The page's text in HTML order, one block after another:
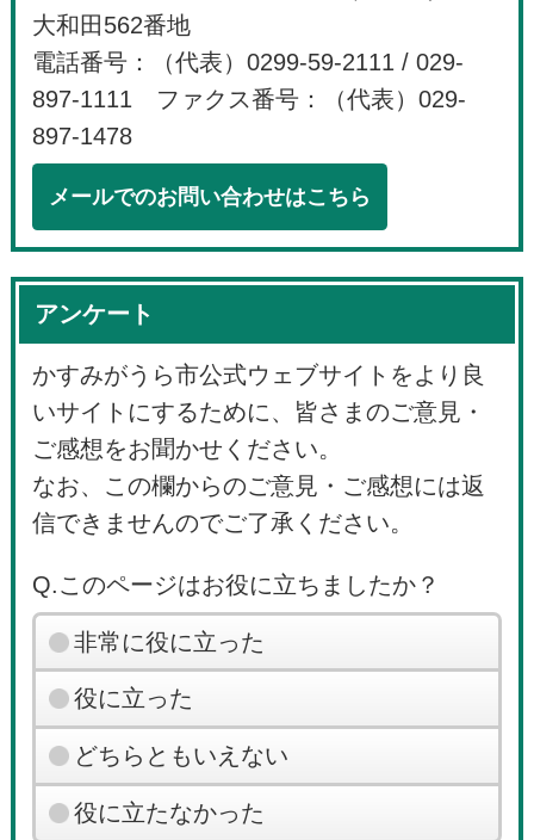
大和田562番地
電話番号：（代表）0299-59-2111 / 029-
897-1111 ファクス番号：（代表）029-
897-1478
メールでのお問い合わせはこちら
アンケート
かすみがうら市公式ウェブサイトをより良
いサイトにするために、皆さまのご意見・
ご感想をお聞かせください。
なお、この欄からのご意見・ご感想には返
信できませんのでご了承ください。
Q.このページはお役に立ちましたか？
非常に役に立った
役に立った
どちらともいえない
役に立たなかった